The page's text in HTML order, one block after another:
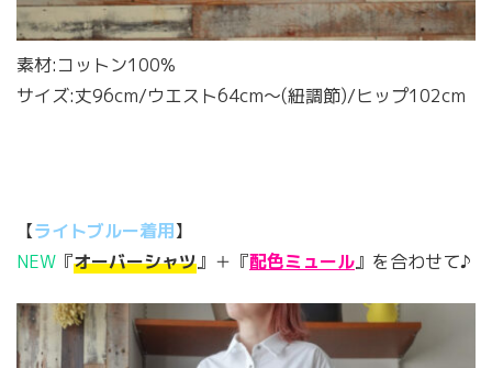
素材:コットン100%
サイズ:丈96cm/ウエスト64cm〜(紐調節)/ヒップ102cm
【ライトブルー着用】
NEW 『オーバーシャツ』＋『配色ミュール』を合わせて♪